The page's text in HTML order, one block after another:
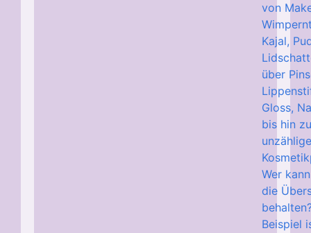
von
Kajal,
über
Gloss,
bis hin
Wer
die
Beispiel